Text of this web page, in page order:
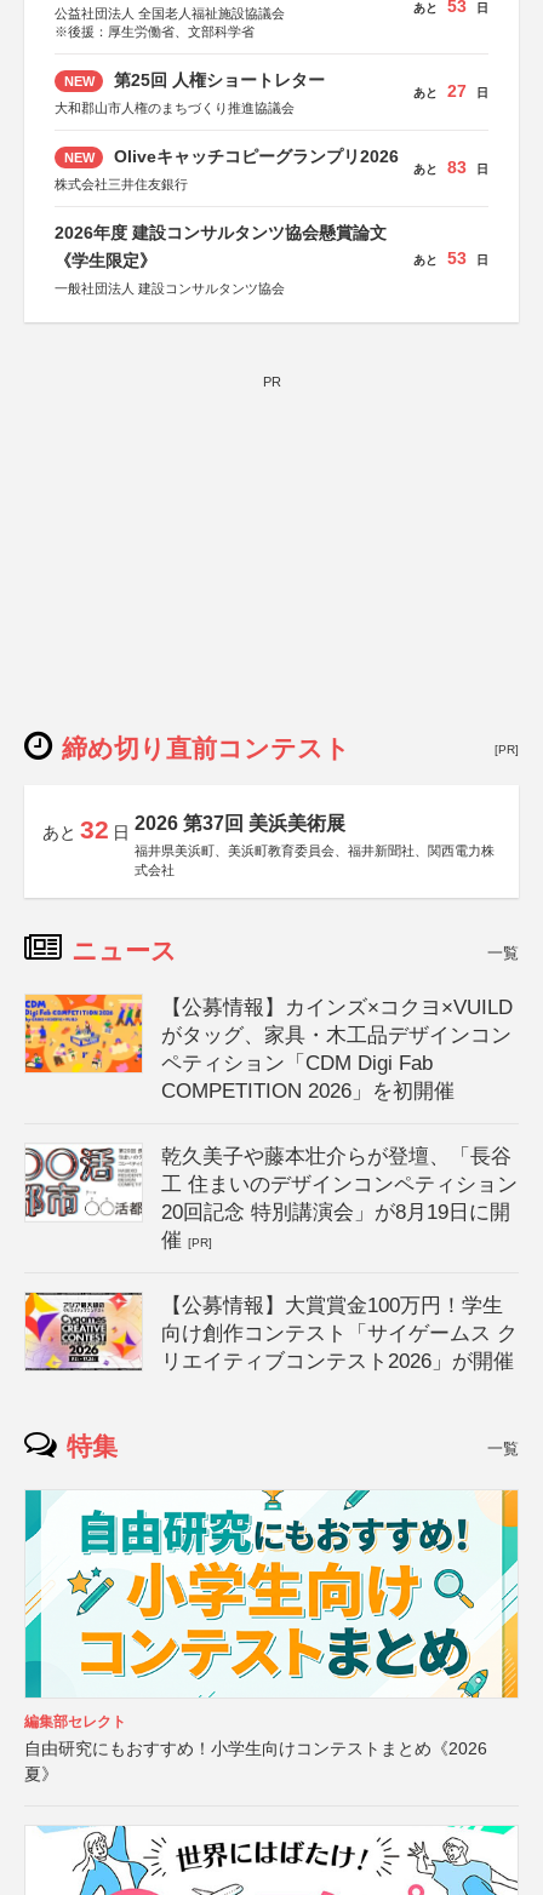
公益社団法人 全国老人福祉施設協議会
※後援：厚生労働省、文部科学省
あと 53 日
NEW 第25回 人権ショートレター
大和郡山市人権のまちづくり推進協議会
あと 27 日
NEW Oliveキャッチコピーグランプリ2026
株式会社三井住友銀行
あと 83 日
2026年度 建設コンサルタンツ協会懸賞論文
《学生限定》
一般社団法人 建設コンサルタンツ協会
あと 53 日
PR
締め切り直前コンテスト [PR]
あと 32 日 2026 第37回 美浜美術展
福井県美浜町、美浜町教育委員会、福井新聞社、関西電力株
式会社
ニュース 一覧
【公募情報】カインズ×コクヨ×VUILD
がタッグ、家具・木工品デザインコン
ペティション「CDM Digi Fab
COMPETITION 2026」を初開催
乾久美子や藤本壮介らが登壇、「長谷
工 住まいのデザインコンペティション
20回記念 特別講演会」が8月19日に開
催[PR]
【公募情報】大賞賞金100万円！学生
向け創作コンテスト「サイゲームス ク
リエイティブコンテスト2026」が開催
特集 一覧
編集部セレクト
自由研究にもおすすめ！小学生向けコンテストまとめ《2026
夏》